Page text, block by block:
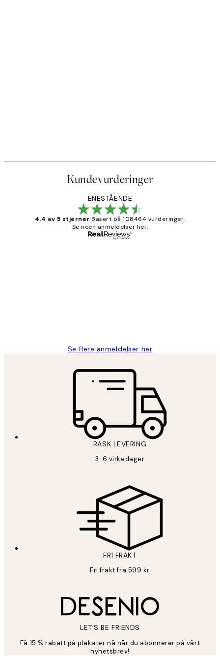
Kundevurderinger
ENESTÅENDE
4.4 av 5 stjerner Basert på 108464 vurderinger.
Se noen anmeldelser her.
Se flere anmeldelser her
RASK LEVERING
3-6 virkedager
FRI FRAKT
Fri frakt fra 599 kr
LET’S BE FRIENDS
Få 15 % rabatt på plakater nå når du abonnerer på vårt
nyhetsbrev!